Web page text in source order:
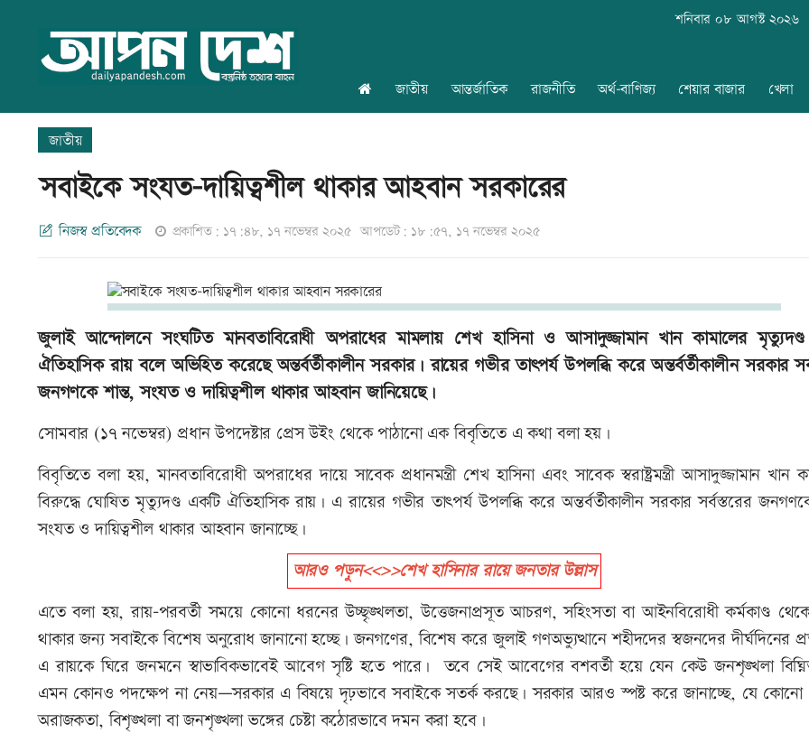
শনিবার ০৮ আগস্ট ২০২৬
জাতীয় আন্তর্জাতিক রাজনীতি অর্থ-বাণিজ্য শেয়ার বাজার খেলা
জাতীয়
সবাইকে সংযত-দায়িত্বশীল থাকার আহবান সরকারের
নিজস্ব প্রতিবেদক প্রকাশিত: ১৭:৪৮, ১৭ নভেম্বর ২০২৫ আপডেট: ১৮:৫৭, ১৭ নভেম্বর ২০২৫
জুলাই আন্দোলনে সংঘটিত মানবতাবিরোধী অপরাধের মামলায় শেখ হাসিনা ও আসাদুজ্জামান খান কামালের
ঐতিহাসিক রায় বলে অভিহিত করেছে অন্তর্বর্তীকালীন সরকার। রায়ের গভীর তাৎপর্য উপলব্ধি করে অন্তর্বর্তীকালীন সরকার
জনগণকে শান্ত, সংযত ও দায়িত্বশীল থাকার আহবান জানিয়েছে।
সোমবার (১৭ নভেম্বর) প্রধান উপদেষ্টার প্রেস উইং থেকে পাঠানো এক বিবৃতিতে এ কথা বলা হয়।
বিবৃতিতে বলা হয়, মানবতাবিরোধী অপরাধের দায়ে সাবেক প্রধানমন্ত্রী শেখ হাসিনা এবং সাবেক স্বরাষ্ট্রমন্ত্রী আসাদুজ্জামান খান
বিরুদ্ধে ঘোষিত মৃত্যুদণ্ড একটি ঐতিহাসিক রায়। এ রায়ের গভীর তাৎপর্য উপলব্ধি করে অন্তর্বর্তীকালীন সরকার সর্বস্তরের
সংযত ও দায়িত্বশীল থাকার আহবান জানাচ্ছে।
আরও পড়ুন<<>>শেখ হাসিনার রায়ে জনতার উল্লাস
এতে বলা হয়, রায়-পরবর্তী সময়ে কোনো ধরনের উচ্ছৃঙ্খলতা, উত্তেজনাপ্রসূত আচরণ, সহিংসতা বা আইনবিরোধী কর্মকাণ্ড
থাকার জন্য সবাইকে বিশেষ অনুরোধ জানানো হচ্ছে। জনগণের, বিশেষ করে জুলাই গণঅভ্যুত্থানে শহীদদের স্বজনদের দীর্ঘদিনের
এ রায়কে ঘিরে জনমনে স্বাভাবিকভাবেই আবেগ সৃষ্টি হতে পারে। তবে সেই আবেগের বশবর্তী হয়ে যেন কেউ জনশৃঙ্খলা
এমন কোনও পদক্ষেপ না নেয়—সরকার এ বিষয়ে দৃঢ়ভাবে সবাইকে সতর্ক করছে। সরকার আরও স্পষ্ট করে জানাচ্ছে, যে কোনো
অরাজকতা, বিশৃঙ্খলা বা জনশৃঙ্খলা ভঙ্গের চেষ্টা কঠোরভাবে দমন করা হবে।